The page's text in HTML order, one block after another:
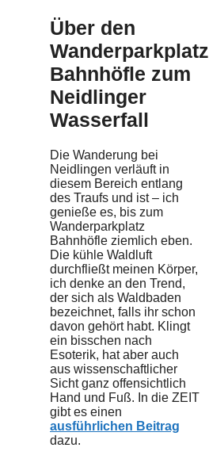
Über den
Wanderparkplatz
Bahnhöfle zum
Neidlinger
Wasserfall
Die Wanderung bei
Neidlingen verläuft in
diesem Bereich entlang
des Traufs und ist – ich
genieße es, bis zum
Wanderparkplatz
Bahnhöfle ziemlich eben.
Die kühle Waldluft
durchfließt meinen Körper,
ich denke an den Trend,
der sich als Waldbaden
bezeichnet, falls ihr schon
davon gehört habt. Klingt
ein bisschen nach
Esoterik, hat aber auch
aus wissenschaftlicher
Sicht ganz offensichtlich
Hand und Fuß. In die ZEIT
gibt es einen
ausführlichen Beitrag
dazu.